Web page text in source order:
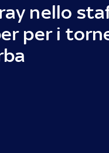
nello
per i